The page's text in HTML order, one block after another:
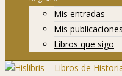
Mis entradas
Mis publicaciones
Libros que sigo